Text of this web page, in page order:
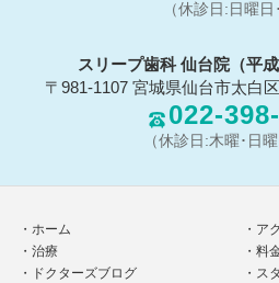
（休診日:日曜日
スリープ歯科 仙台院（平
〒981-1107 宮城県仙台市太白
022-
（休診日:木曜･日曜
ホーム
ア
治療
料
ドクターズブログ
ス